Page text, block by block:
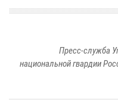
Пресс-служба
национальной гвардии